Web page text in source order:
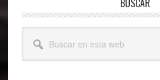
BUSCAR
esta